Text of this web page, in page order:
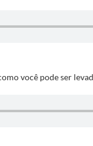
você pode ser